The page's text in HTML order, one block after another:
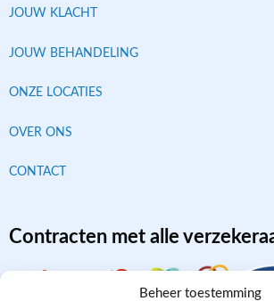
Beheer toestemming
JOUW KLACHT
JOUW BEHANDELING
ONZE LOCATIES
OVER ONS
CONTACT
Contracten met alle